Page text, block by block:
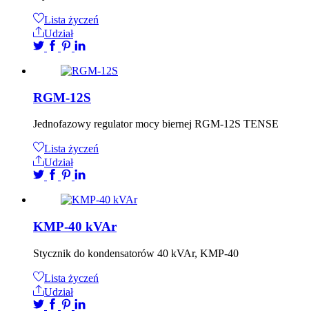
Lista życzeń
Udział
RGM-12S
Jednofazowy regulator mocy biernej RGM-12S TENSE
Lista życzeń
Udział
KMP-40 kVAr
Stycznik do kondensatorów 40 kVAr, KMP-40
Lista życzeń
Udział